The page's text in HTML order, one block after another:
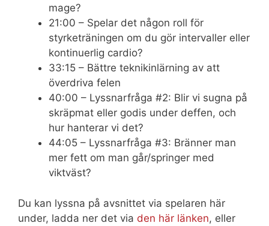
mage?
21:00 – Spelar det någon roll för
styrketräningen om du gör intervaller eller
kontinuerlig cardio?
33:15 – Bättre teknikinlärning av att
överdriva felen
40:00 – Lyssnarfråga #2: Blir vi sugna på
skräpmat eller godis under deffen, och
hur hanterar vi det?
44:05 – Lyssnarfråga #3: Bränner man
mer fett om man går/springer med
viktväst?
Du kan lyssna på avsnittet via spelaren här
under, ladda ner det via den här länken, eller